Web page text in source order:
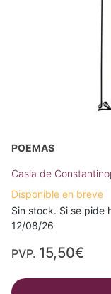
POEMAS
Casia de
Disponible en breve
Sin stock. Si se pide
12/08/26
PVP. 15,50€